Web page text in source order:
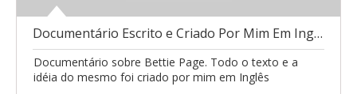
Documentário Escrito e Criado Por Mim Em Inglês
Documentário sobre Bettie Page. Todo o texto e a
idéia do mesmo foi criado por mim em Inglês